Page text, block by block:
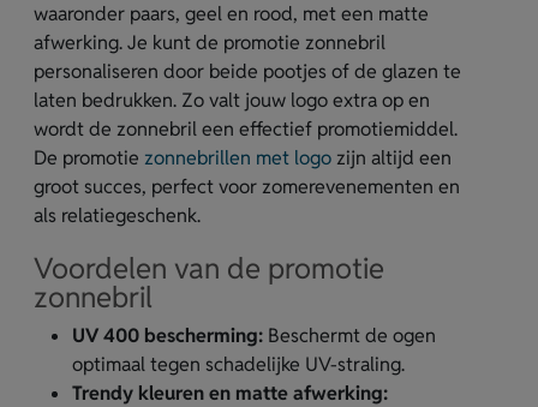
waaronder paars, geel en rood, met een matte
afwerking. Je kunt de promotie zonnebril
personaliseren door beide pootjes of de glazen te
laten bedrukken. Zo valt jouw logo extra op en
wordt de zonnebril een effectief promotiemiddel.
De promotie zonnebrillen met logo zijn altijd een
groot succes, perfect voor zomerevenementen en
als relatiegeschenk.
Voordelen van de promotie
zonnebril
UV 400 bescherming: Beschermt de ogen
optimaal tegen schadelijke UV-straling.
Trendy kleuren en matte afwerking: